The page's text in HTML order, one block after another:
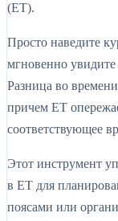
(ET).
Просто наведите
мгновенно увидите
Разница во
причем ET
соответствующее
Этот инструмент
в ET для
поясами или